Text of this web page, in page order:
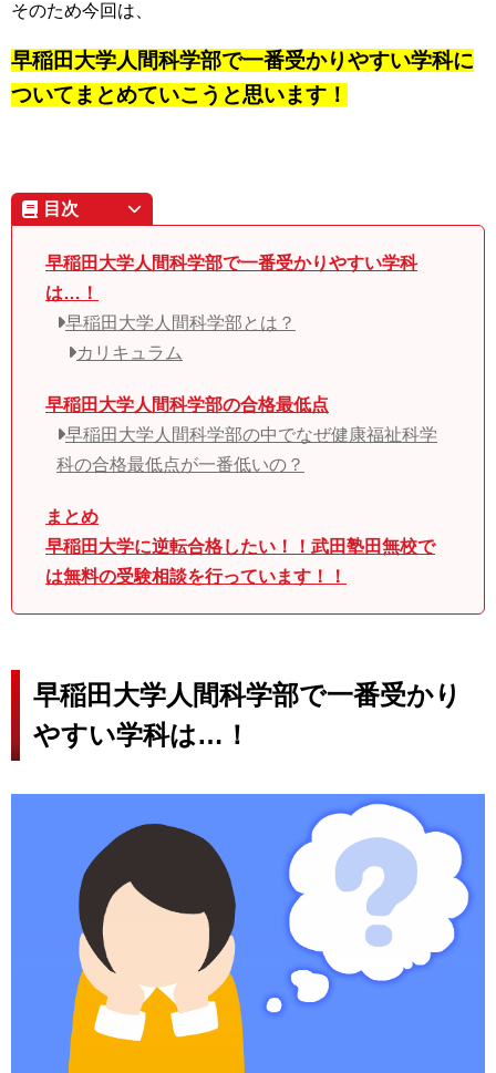
そのため今回は、
早稲田大学人間科学部で一番受かりやすい学科に
ついてまとめていこうと思います！
目次
早稲田大学人間科学部で一番受かりやすい学科
は…！
早稲田大学人間科学部とは？
カリキュラム
早稲田大学人間科学部の合格最低点
早稲田大学人間科学部の中でなぜ健康福祉科学
科の合格最低点が一番低いの？
まとめ
早稲田大学に逆転合格したい！！武田塾田無校で
は無料の受験相談を行っています！！
早稲田大学人間科学部で一番受かり
やすい学科は…！